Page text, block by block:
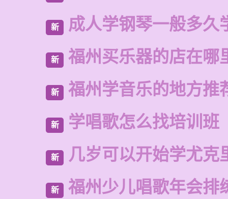
新 成人学钢琴一般多久
新 福州买乐器的店在哪
新 福州学音乐的地方推
新 学唱歌怎么找培训班
新 几岁可以开始学尤克
新 福州少儿唱歌年会排